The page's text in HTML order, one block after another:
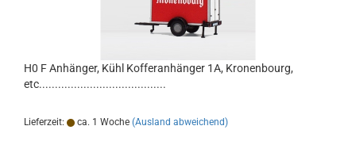
H0 F Anhänger, Kühl Kofferanhänger 1A, Kronenbourg,
etc........................................
Lieferzeit: ca. 1 Woche (Ausland abweichend)